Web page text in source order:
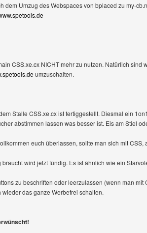
dem Umzug des Webspaces von bplaced zu my-
CSS.xe.cx NICHT mehr zu nutzen. Natürlich
umzuschalten.
Stalle CSS.xe.cx ist fertiggestellt. Diesmal ein
abstimmen lassen was besser ist. Eis am Stiel
euch überlassen, sollte man sich mit CSS,
wird jetzt fündig. Es ist ähnlich wie ein
zu beschriften oder leerzulassen (wenn man
das ganze Werbefrei schalten.